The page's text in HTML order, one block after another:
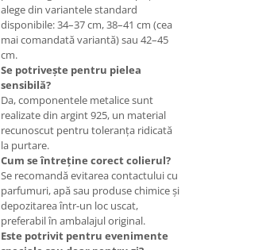
alege din variantele standard
disponibile: 34–37 cm, 38–41 cm (cea
mai comandată variantă) sau 42–45
cm.
Se potrivește pentru pielea
sensibilă?
Da, componentele metalice sunt
realizate din argint 925, un material
recunoscut pentru toleranța ridicată
la purtare.
Cum se întreține corect colierul?
Se recomandă evitarea contactului cu
parfumuri, apă sau produse chimice și
depozitarea într-un loc uscat,
preferabil în ambalajul original.
Este potrivit pentru evenimente